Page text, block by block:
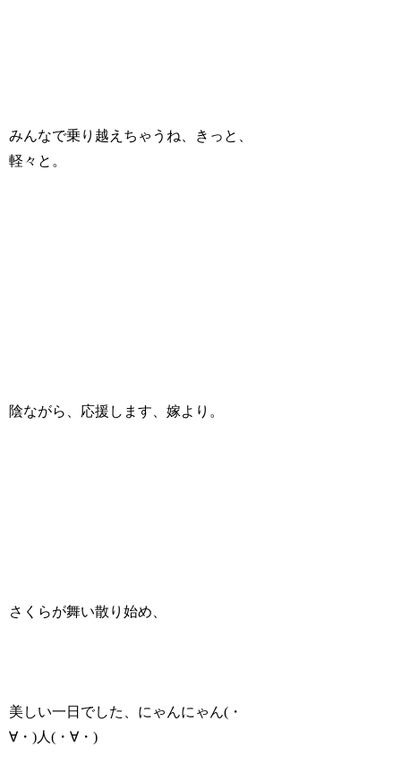
みんなで乗り越えちゃうね、きっと、
軽々と。
陰ながら、応援します、嫁より。
さくらが舞い散り始め、
美しい一日でした、にゃんにゃん(・
∀・)人(・∀・)